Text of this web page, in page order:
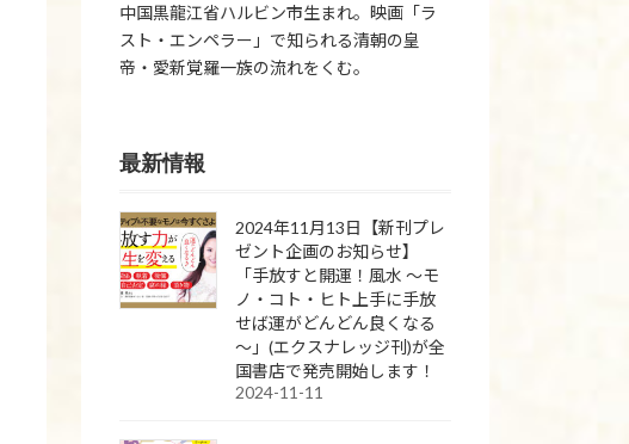
中国黒龍江省ハルビン市生まれ。映画「ラ
スト・エンペラー」で知られる清朝の皇
帝・愛新覚羅一族の流れをくむ。
最新情報
2024年11月13日【新刊プレ
ゼント企画のお知らせ】
「手放すと開運！風水 ～モ
ノ・コト・ヒト上手に手放
せば運がどんどん良くなる
～」(エクスナレッジ刊)が全
国書店で発売開始します！
2024-11-11